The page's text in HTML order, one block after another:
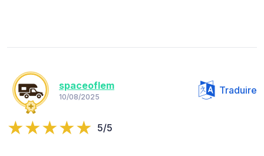
spaceoflem
10/08/2025
Traduire
5/5